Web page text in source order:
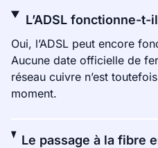
L’ADSL fonctionne-
Oui, l’ADSL peut encore
Aucune date officielle de
réseau cuivre n’est
moment.
Le passage à la fibre